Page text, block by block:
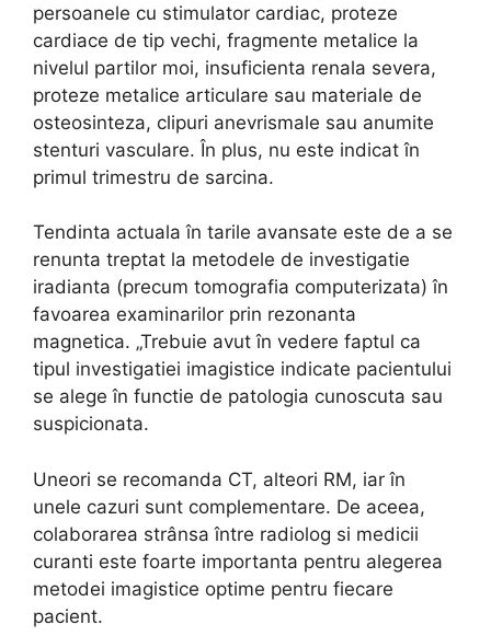
persoanele cu stimulator cardiac, proteze
cardiace de tip vechi, fragmente metalice la
nivelul partilor moi, insuficienta renala severa,
proteze metalice articulare sau materiale de
osteosinteza, clipuri anevrismale sau anumite
stenturi vasculare. În plus, nu este indicat în
primul trimestru de sarcina.
Tendinta actuala în tarile avansate este de a se
renunta treptat la metodele de investigatie
iradianta (precum tomografia computerizata) în
favoarea examinarilor prin rezonanta
magnetica. „Trebuie avut în vedere faptul ca
tipul investigatiei imagistice indicate pacientului
se alege în functie de patologia cunoscuta sau
suspicionata.
Uneori se recomanda CT, alteori RM, iar în
unele cazuri sunt complementare. De aceea,
colaborarea strânsa între radiolog si medicii
curanti este foarte importanta pentru alegerea
metodei imagistice optime pentru fiecare
pacient.